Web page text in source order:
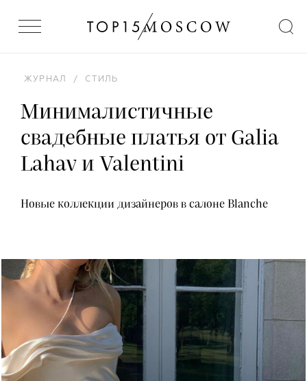
ЖУРНАЛ / СТИЛЬ
Минималистичные
свадебные платья от Galia
Lahav и Valentini
Новые коллекции дизайнеров в салоне Blanche